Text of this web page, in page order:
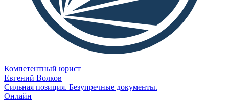
Компетентный юрист
Евгений Волков
Сильная позиция. Безупречные документы.
Онлайн